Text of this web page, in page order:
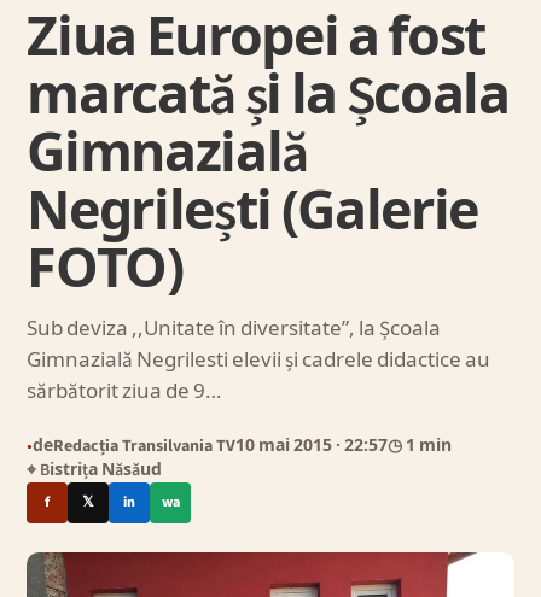
Ziua Europei a fost
marcată și la Școala
Gimnazială
Negrilești (Galerie
FOTO)
Sub deviza ,,Unitate în diversitate”, la Școala
Gimnazială Negrilesti elevii și cadrele didactice au
sărbătorit ziua de 9…
●deRedacția Transilvania TV10 mai 2015 · 22:57◷ 1 min
⌖ Bistrița Năsăud
f 𝕏 in wa